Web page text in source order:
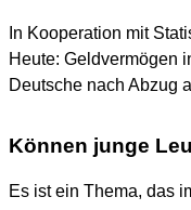
In Kooperation mit
Heute: Geldvermögen
Deutsche nach Abzug
Können junge
Es ist ein Thema, das